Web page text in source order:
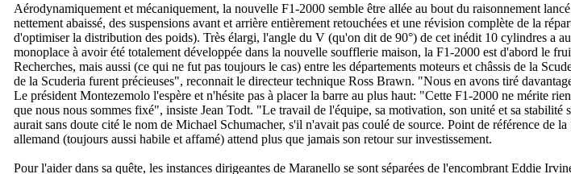
Aérodynamiquement et mécaniquement, la nouvelle F1-2000 semble être allée au bout du raisonnement
nettement abaissé, des suspensions avant et arrière entièrement retouchées et une révision complète de la
d'optimiser la distribution des poids). Très élargi, l'angle du V (qu'on dit de 90°) de cet inédit 10 cylindres a
monoplace à avoir été totalement développée dans la nouvelle soufflerie maison, la F1-2000 est d'abord le
Recherches, mais aussi (ce qui ne fut pas toujours le cas) entre les départements moteurs et châssis de la
de la Scuderia furent précieuses", reconnait le directeur technique Ross Brawn. "Nous en avons tiré
Le président Montezemolo l'espère et n'hésite pas à placer la barre au plus haut: "Cette F1-2000 ne mérite
que nous nous sommes fixé", insiste Jean Todt. "Le travail de l'équipe, sa motivation, son unité et sa stabilité
aurait sans doute cité le nom de Michael Schumacher, s'il n'avait pas coulé de source. Point de référence de
allemand (toujours aussi habile et affamé) attend plus que jamais son retour sur investissement.
Pour l'aider dans sa quête, les instances dirigeantes de Maranello se sont séparées de l'encombrant Eddie